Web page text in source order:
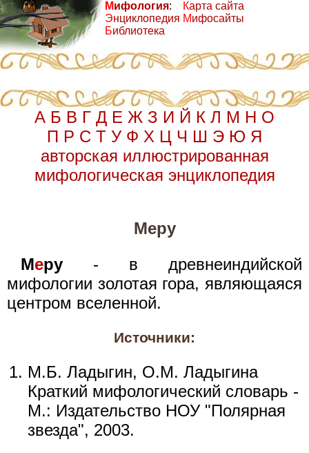
Мифология:
Энциклопедия
Библиотека
Карта сайта
Мифосайты
А Б В Г Д Е Ж З И Й К Л М Н О
П Р С Т У Ф Х Ц Ч Ш Э Ю Я
авторская иллюстрированная
мифологическая энциклопедия
Меру
Меру - в древнеиндийской
мифологии золотая гора, являющаяся
центром вселенной.
Источники:
М.Б. Ладыгин, О.М. Ладыгина
Краткий мифологический словарь -
М.: Издательство НОУ "Полярная
звезда", 2003.